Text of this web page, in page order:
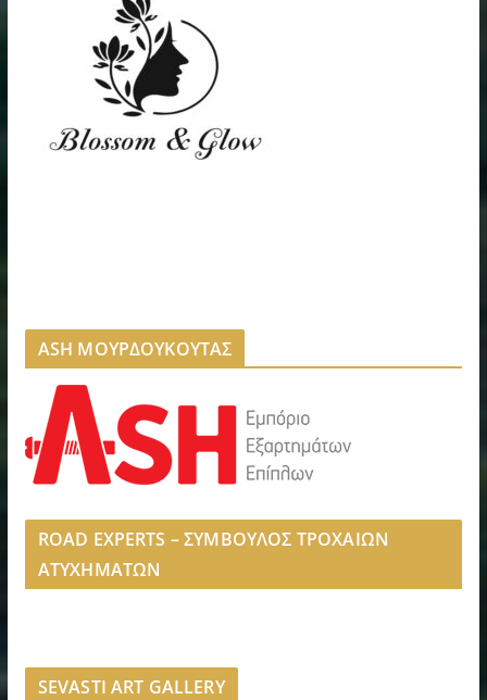
ASH ΜΟΥΡΔΟΥΚΟΥΤΑΣ
ROAD EXPERTS – ΣΥΜΒΟΥΛΟΣ ΤΡΟΧΑΙΩΝ
ΑΤΥΧΗΜΑΤΩΝ
SEVASTI ART GALLERY